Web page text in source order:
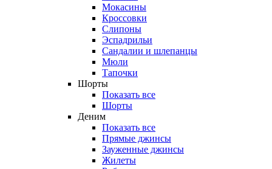
Мокасины
Кроссовки
Слипоны
Эспадрильи
Сандалии и шлепанцы
Мюли
Тапочки
Шорты
Показать все
Шорты
Деним
Показать все
Прямые джинсы
Зауженные джинсы
Жилеты